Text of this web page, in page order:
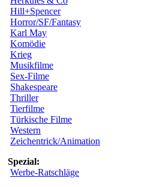
Hill+Spencer
Horror/SF/Fantasy
Karl May
Komödie
Krieg
Musikfilme
Sex-Filme
Shakespeare
Thriller
Tierfilme
Türkische Filme
Western
Zeichentrick/Animation
Spezial:
Werbe-Ratschläge